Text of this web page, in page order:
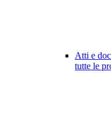
Atti e
tutte le